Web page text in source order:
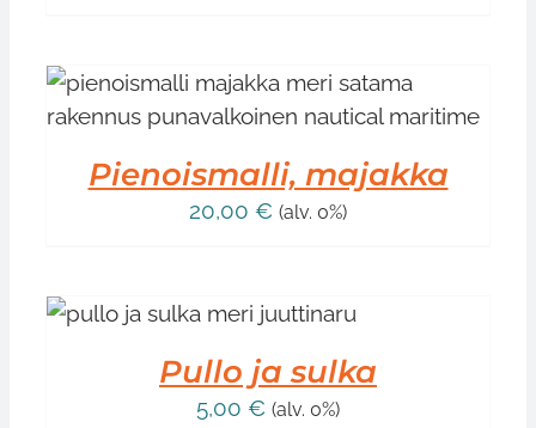
Pienoismalli, majakka
20,00 € (alv. 0%)
Pullo ja sulka
5,00 € (alv. 0%)